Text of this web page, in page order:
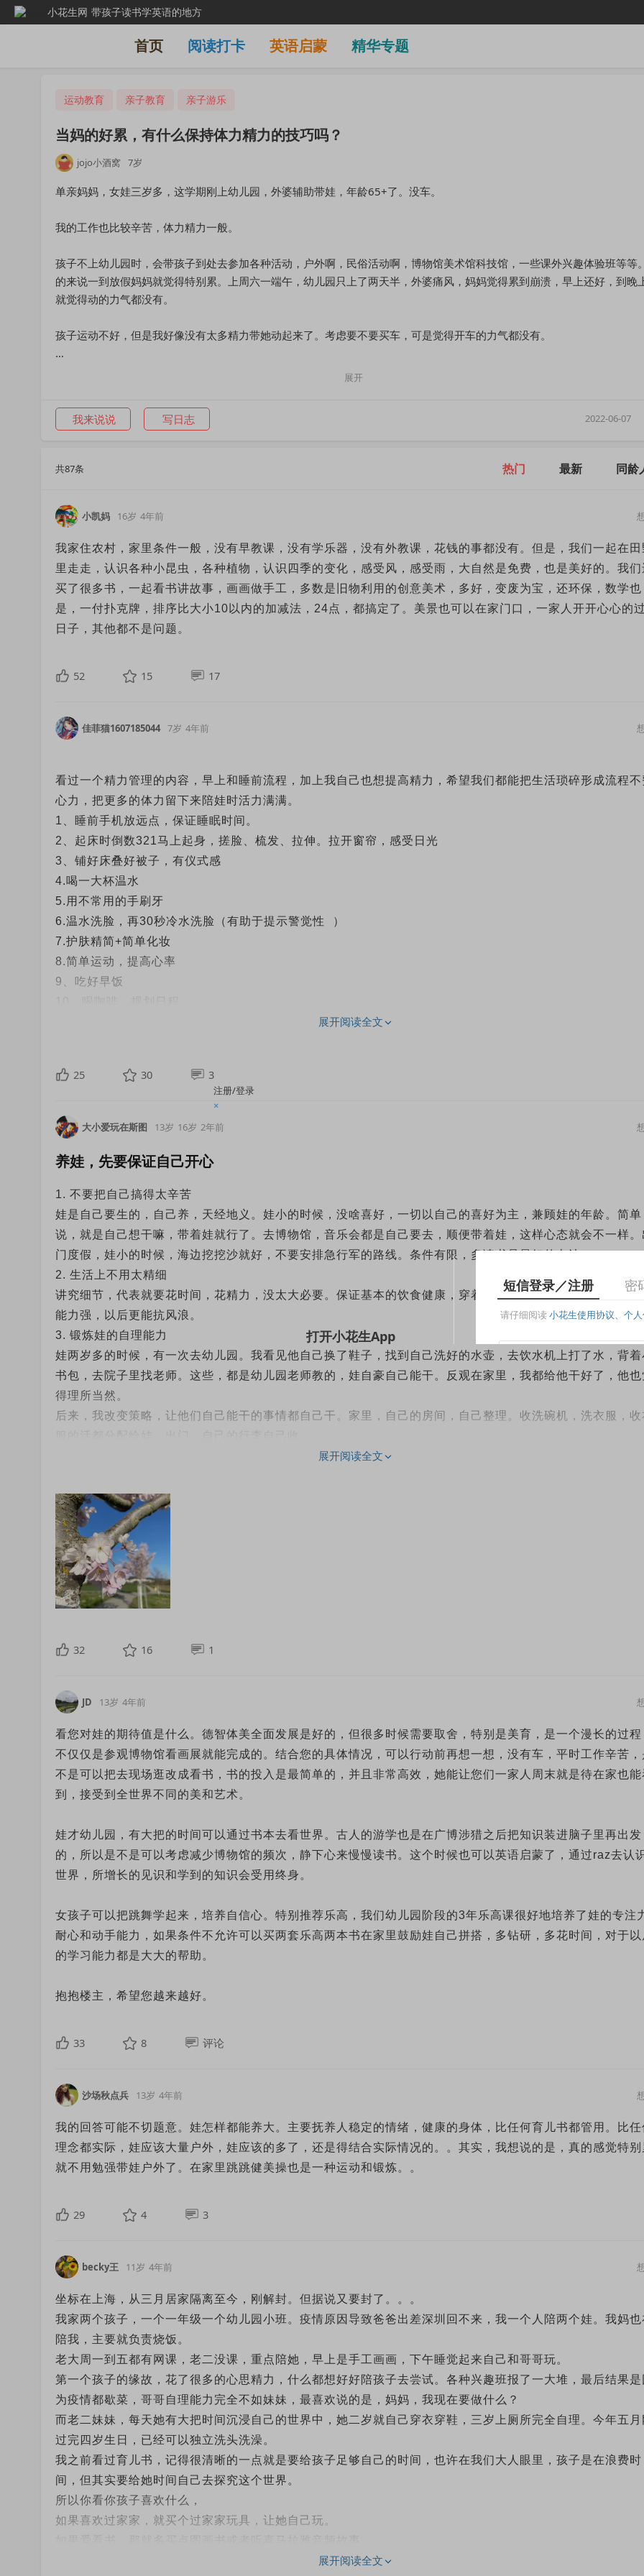
注册/登录
×
小花生网 带孩子读书学英语的地方
首页 阅读打卡 英语启蒙 精华专题
运动教育 亲子教育 亲子游乐
当妈的好累，有什么保持体力精力的技巧吗？
jojo小酒窝 7岁
单亲妈妈，女娃三岁多，这学期刚上幼儿园，外婆辅助带娃，年龄65+了。没车。
我的工作也比较辛苦，体力精力一般。
孩子不上幼儿园时，会带孩子到处去参加各种活动，户外啊，民俗活动啊，博物馆美术馆科技馆，一些课外兴趣体验班等等
的来说一到放假妈妈就觉得特别累。上周六一端午，幼儿园只上了两天半，外婆痛风，妈妈觉得累到崩溃，早上还好，到晚
就觉得动的力气都没有。
孩子运动不好，但是我好像没有太多精力带她动起来了。考虑要不要买车，可是觉得开车的力气都没有。
想问问妈妈们，有什么可以节省体力精力的方法可以分享吗？展开
2022-06-07
我来说说 写日志
共87条 热门 最新 同龄
小凯妈 16岁 4年前
我家住农村，家里条件一般，没有早教课，没有学乐器，没有外教课，花钱的事都没有。但是，我们一起在田
里走走，认识各种小昆虫，各种植物，认识四季的变化，感受风，感受雨，大自然是免费，也是美好的。我们
买了很多书，一起看书讲故事，画画做手工，多数是旧物利用的创意美术，多好，变废为宝，还环保，数学也
是，一付扑克牌，排序比大小10以内的加减法，24点，都搞定了。美景也可以在家门口，一家人开开心心的
日子，其他都不是问题。
52 15 17
佳菲猫1607185044 7岁 4年前
看过一个精力管理的内容，早上和睡前流程，加上我自己也想提高精力，希望我们都能把生活琐碎形成流程不
心力，把更多的体力留下来陪娃时活力满满。
1、睡前手机放远点，保证睡眠时间。
2、起床时倒数321马上起身，搓脸、梳发、拉伸。拉开窗帘，感受日光
3、铺好床叠好被子，有仪式感
4.喝一大杯温水
5.用不常用的手刷牙
6.温水洗脸，再30秒冷水洗脸（有助于提示警觉性 ）
7.护肤精简+简单化妆
8.简单运动，提高心率
9、吃好早饭
书。少琢磨，想到就干，减少内耗。挑选购物减少比对时间。
坚持，养成习惯，形成一个潜意识就能完成的流程，健康又可持续.
展开阅读全文
25 30 3
大小爱玩在斯图 13岁 16岁 2年前
养娃，先要保证自己开心
1. 不要把自己搞得太辛苦
娃是自己要生的，自己养，天经地义。娃小的时候，没啥喜好，一切以自己的喜好为主，兼顾娃的年龄。简单
说，就是自己想干嘛，带着娃就行了。去博物馆，音乐会都是自己要去，顺便带着娃，这样心态就会不一样。
门度假，娃小的时候，海边挖挖沙就好，不要安排急行军的路线。条件有限，多读书是最好的办法。
2. 生活上不用太精细
讲究细节，代表就要花时间，花精力，没太大必要。保证基本的饮食健康，穿着得体，娃养得粗点，糙点，适
能力强，以后更能抗风浪。
3. 锻炼娃的自理能力
娃两岁多的时候，有一次去幼儿园。我看见他自己换了鞋子，找到自己洗好的水壶，去饮水机上打了水，背着
书包，去院子里找老师。这些，都是幼儿园老师教的，娃自豪自己能干。反观在家里，我都给他干好了，他也
得理所当然。
后来，我改变策略，让他们自己能干的事情都自己干。家里，自己的房间，自己整理。收洗碗机，洗衣服，收
套流程下来，大概1.5-2个小时。除了学中文，做数学题需要我陪，其它都能自己搞定。养成习惯，每天流程
一遍就行，大家都轻松。
5. 抓大放小
学校的功课，作业我都不管的。俩娃自己安排，自己搞定，成绩能拿得出手就行。学校成绩，我要求不高，保
中上就行。
娃需要我帮助的地方，自己要主动说出来，我提供意见与支持，具体操作，娃要自己搞定。
意花钱的项目。娃能自己选，他们也开心。
和娃一起学习，我尽量只安排上午半天。下午的时间，娃可以自由活动，我也能休息。
养娃，十几年呢，不用把自己搞的太辛苦。大家都退一步，开心就好🥳
展开阅读全文
32 16 1
JD 13岁 4年前
看您对娃的期待值是什么。德智体美全面发展是好的，但很多时候需要取舍，特别是美育，是一个漫长的过程
不仅仅是参观博物馆看画展就能完成的。结合您的具体情况，可以行动前再想一想，没有车，平时工作辛苦，
不是可以把去现场逛改成看书，书的投入是最简单的，并且非常高效，她能让您们一家人周末就是待在家也能
到，接受到全世界不同的美和艺术。
娃才幼儿园，有大把的时间可以通过书本去看世界。古人的游学也是在广博涉猎之后把知识装进脑子里再出发
的，所以是不是可以考虑减少博物馆的频次，静下心来慢慢读书。这个时候也可以英语启蒙了，通过raz去认
世界，所增长的见识和学到的知识会受用终身。
女孩子可以把跳舞学起来，培养自信心。特别推荐乐高，我们幼儿园阶段的3年乐高课很好地培养了娃的专注
耐心和动手能力，如果条件不允许可以买两套乐高两本书在家里鼓励娃自己拼搭，多钻研，多花时间，对于以
的学习能力都是大大的帮助。
抱抱楼主，希望您越来越好。
33 8 评论
沙场秋点兵 13岁 4年前
我的回答可能不切题意。娃怎样都能养大。主要抚养人稳定的情绪，健康的身体，比任何育儿书都管用。比任
理念都实际，娃应该大量户外，娃应该的多了，还是得结合实际情况的。。其实，我想说的是，真的感觉特别
就不用勉强带娃户外了。在家里跳跳健美操也是一种运动和锻炼。。
29 4 3
becky王 11岁 4年前
坐标在上海，从三月居家隔离至今，刚解封。但据说又要封了。。。
我家两个孩子，一个一年级一个幼儿园小班。疫情原因导致爸爸出差深圳回不来，我一个人陪两个娃。我妈也
陪我，主要就负责烧饭。
老大周一到五都有网课，老二没课，重点陪她，早上是手工画画，下午睡觉起来自己和哥哥玩。
第一个孩子的缘故，花了很多的心思精力，什么都想好好陪孩子去尝试。各种兴趣班报了一大堆，最后结果是
为疫情都歇菜，哥哥自理能力完全不如妹妹，最喜欢说的是，妈妈，我现在要做什么？
而老二妹妹，每天她有大把时间沉浸自己的世界中，她二岁就自己穿衣穿鞋，三岁上厕所完全自理。今年五月
过完四岁生日，已经可以独立洗头洗澡。
我之前看过育儿书，记得很清晰的一点就是要给孩子足够自己的时间，也许在我们大人眼里，孩子是在浪费时
间，但其实要给她时间自己去探究这个世界。
所以你看你孩子喜欢什么，
如果喜欢过家家，就买个过家家玩具，让她自己玩。
如果喜欢画画，就买各类型的画笔颜料，一个美术网课。让她有事可做。
展开阅读全文